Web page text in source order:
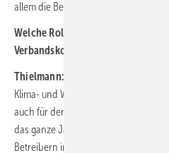
allem die Beratungs- und
Welche Rolle spielt die Chillventa
Verbandskommunikation?
Thielmann:
Klima- und Wärmepumpenbranche
auch für den VDKF das Highlight des
das ganze Jahr mit
Betreibern in Kontakt sind – eine